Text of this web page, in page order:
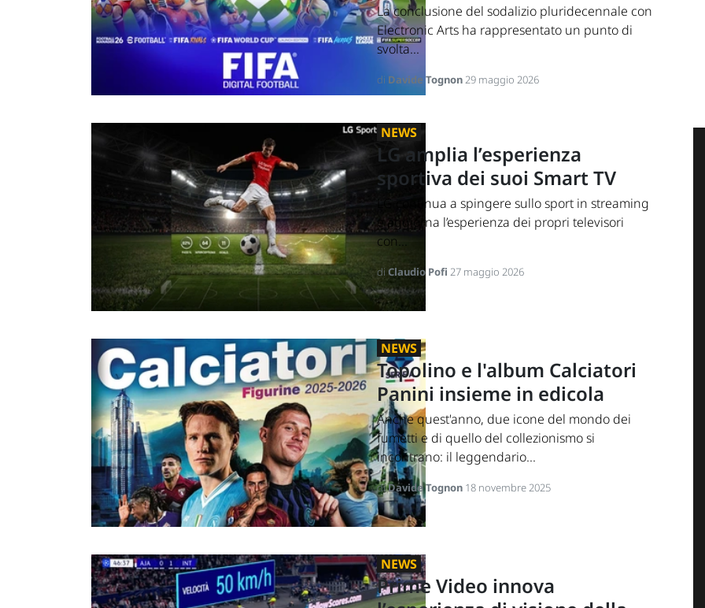
La conclusione del sodalizio pluridecennale con
Electronic Arts ha rappresentato un punto di
svolta...
di Davide Tognon29 maggio 2026
NEWS
LG amplia l’esperienza
sportiva dei suoi Smart TV
LG continua a spingere sullo sport in streaming
e aggiorna l’esperienza dei propri televisori
con...
di Claudio Pofi 27 maggio 2026
NEWS
Topolino e l'album Calciatori
Panini insieme in edicola
Anche quest'anno, due icone del mondo dei
fumetti e di quello del collezionismo si
incontrano: il leggendario...
diDavide Tognon 18 novembre 2025
NEWS
Prime Video innova